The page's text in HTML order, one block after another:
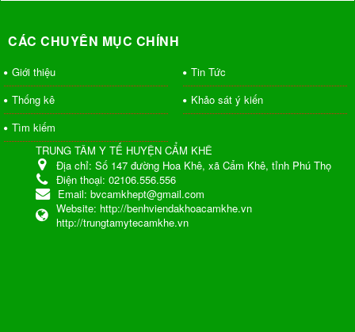
CÁC CHUYÊN MỤC CHÍNH
Giới thiệu
Tin Tức
Thống kê
Khảo sát ý kiến
Tìm kiếm
TRUNG TÂM Y TẾ HUYỆN CẨM KHÊ
Địa chỉ: Số 147 đường Hoa Khê, xã Cẩm Khê, tỉnh Phú Thọ
Điện thoại: 02106.556.556
Email: bvcamkhept@gmail.com
Website: http://benhviendakhoacamkhe.vn
http://trungtamytecamkhe.vn